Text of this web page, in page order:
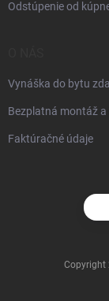
Odstúpenie od
Vynáška do bytu
Bezplatná montáž
Faktúračné údaje
Copyright